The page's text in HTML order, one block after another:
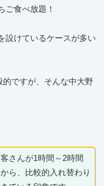
ご食べ放題！
設けているケースが多い
ですが、そんな中大野
さんが1時間～2時間
ら、比較的入れ替わり